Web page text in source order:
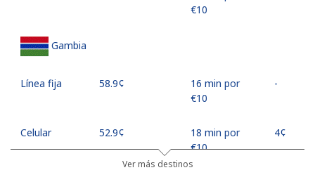
⁦€10⁩
Gambia
Línea fija ⁦58.9¢⁩
16 min por
⁦€10⁩
-
Celular ⁦52.9¢⁩
18 min por
⁦€10⁩
⁦4¢⁩
Ver más destinos